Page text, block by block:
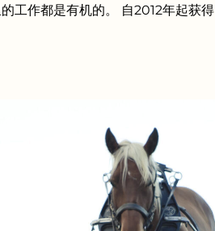
工作都是有机的。 自2012年起获得